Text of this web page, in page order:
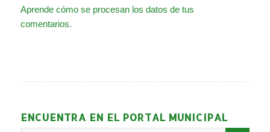
Aprende cómo se procesan los datos de tus
comentarios.
ENCUENTRA EN EL PORTAL MUNICIPAL